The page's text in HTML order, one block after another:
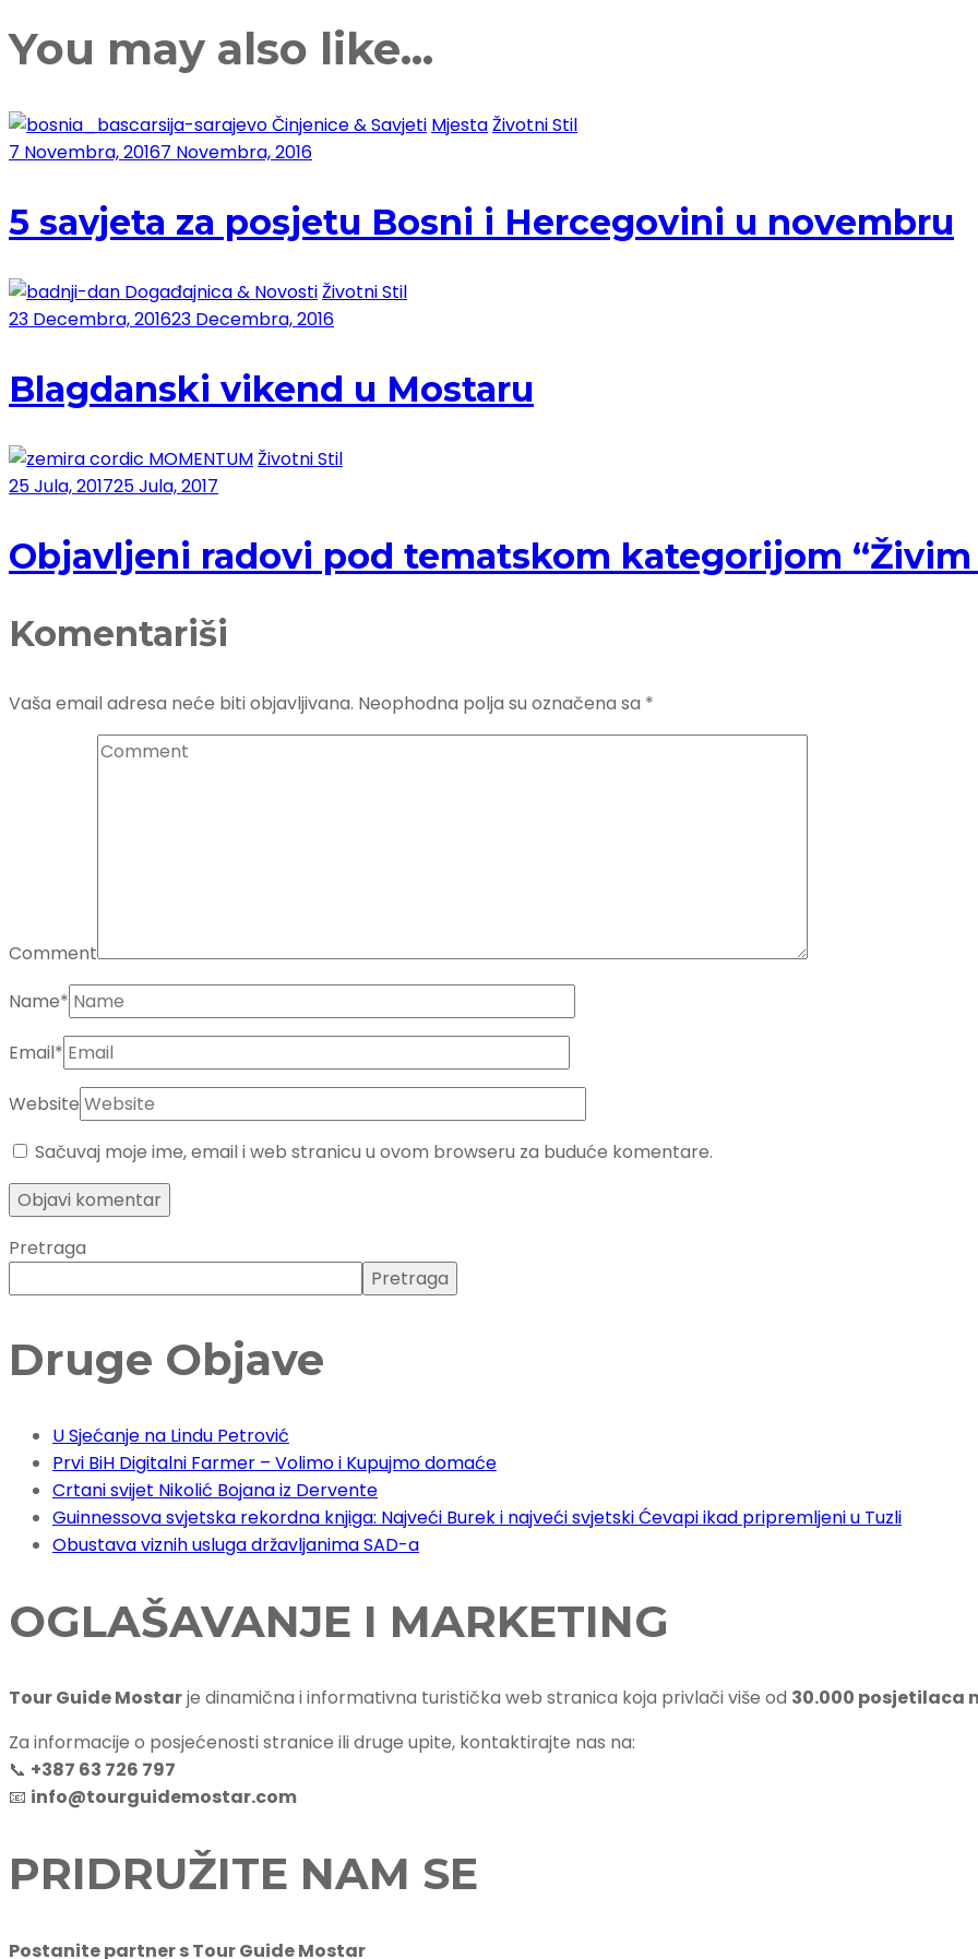
You may also like...
Činjenice & Savjeti MjestaŽivotni Stil
7 Novembra, 20167 Novembra, 2016
5 savjeta za posjetu Bosni i Hercegovini u novembru
Događajnica & NovostiŽivotni Stil
23 Decembra, 201623 Decembra, 2016
Blagdanski vikend u Mostaru
MOMENTUMŽivotni Stil
25 Jula, 201725 Jula, 2017
Objavljeni radovi pod tematskom kategorijom
Komentariši
Vaša email adresa neće biti objavljivana. Neophodna polja su označena sa *
Comment
Name*
Email*
Website
Sačuvaj moje ime, email i web stranicu u ovom browseru za buduće komentare.
Pretraga
Pretraga
Druge Objave
U Sjećanje na Lindu Petrović
Prvi BiH Digitalni Farmer – Volimo i Kupujmo domaće
Crtani svijet Nikolić Bojana iz Dervente
Guinnessova svjetska rekordna knjiga: Najveći Burek i najveći svjetski Ćevapi ikad pripremljeni u Tuzli
Obustava viznih usluga državljanima SAD-a
OGLAŠAVANJE I MARKETING
Tour Guide Mostarje dinamična i informativna turistička web stranica koja privlači više od 30.000 posjetilaca
Za informacije o posjećenosti stranice ili druge upite, kontaktirajte nas na:
📞 +387 63 726 797
📧 info@tourguidemostar.com
PRIDRUŽITE NAM SE
Postanite partner s Tour Guide Mostar